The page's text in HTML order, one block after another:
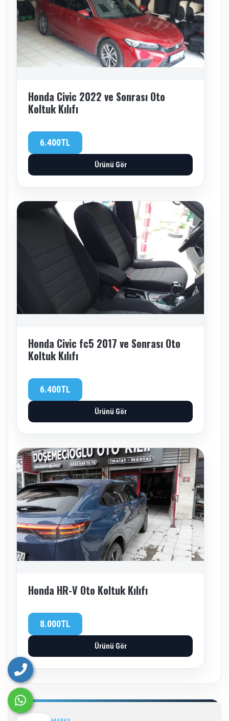
Honda Civic 2022 ve Sonrası Oto
Koltuk Kılıfı
6.400TL
Ürünü Gör
Honda Civic fc5 2017 ve Sonrası Oto
Koltuk Kılıfı
6.400TL
Ürünü Gör
Honda HR-V Oto Koltuk Kılıfı
8.000TL
Ürünü Gör